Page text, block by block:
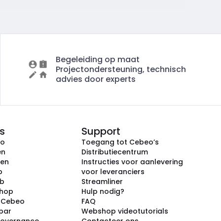
Begeleiding op maat
Projectondersteuning, technisch
advies door experts
Support
Toegang tot Cebeo’s
Distributiecentrum
Instructies voor aanlevering
voor leveranciers
Streamliner
Hulp nodig?
FAQ
Webshop videotutorials